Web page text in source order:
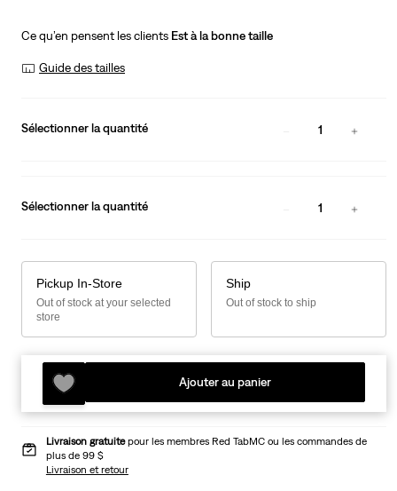
Ce qu’en pensent les clients Est à la bonne taille
Guide des tailles
Sélectionner la quantité 1
Sélectionner la quantité 1
Pickup In-Store
Out of stock at your selected
store
Ship
Out of stock to ship
Ajouter au panier
Livraison gratuitepour les membres Red TabMC ou les commandes de
plus de 99 $
Livraison et retour